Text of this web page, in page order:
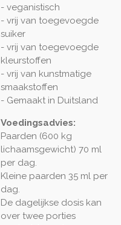
- veganistisch
- vrij van toegevoegde
suiker
- vrij van toegevoegde
kleurstoffen
- vrij van kunstmatige
smaakstoffen
- Gemaakt in Duitsland
Voedingsadvies:
Paarden (600 kg
lichaamsgewicht) 70 ml
per dag.
Kleine paarden 35 ml per
dag.
De dagelijkse dosis kan
over twee porties